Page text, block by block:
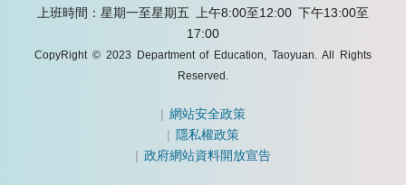
上班時間：星期一至星期五 上午8:00至12:00 下午13:00至
17:00
CopyRight © 2023 Department of Education, Taoyuan. All Rights
Reserved.
|網站安全政策
|隱私權政策
|政府網站資料開放宣告